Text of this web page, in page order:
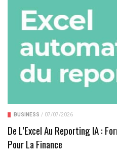
BUSINESS / 07/07/2026
De L’Excel Au Reporting IA :
Pour La Finance